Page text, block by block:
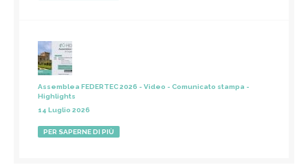
Assemblea FEDERTEC 2026 - Video - Comunicato stampa -
Highlights
14 Luglio 2026
PER SAPERNE DI PIÙ